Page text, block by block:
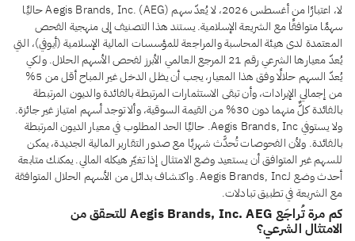
لا، اعتبارًا من أغسطس 2026، لا يُعدّ سهم Aegis Brands, Inc. (AEG) حاليًا
سهمًا متوافقًا مع الشريعة الإسلامية. يستند هذا التصنيف إلى منهجية الفحص
المعتمدة لدى هيئة المحاسبة والمراجعة للمؤسسات المالية الإسلامية (أيوفي)، التي
يُعدّ معيارها الشرعي رقم 21 المرجع العالمي الأبرز لفحص الأسهم الحلال. ولكي
يُعدّ السهم حلالًا وفق هذا المعيار، يجب أن يظل الدخل غير المباح أقل من 5%
من إجمالي الإيرادات، وأن تبقى الاستثمارات المرتبطة بالفائدة والديون المرتبطة
بالفائدة كلٌّ منهما دون 30% من القيمة السوقية، وألا توجد أسهم امتياز غير جائزة.
ولا يستوفي Aegis Brands, Inc. حاليًا الحد المطلوب في معيار الديون المرتبطة
بالفائدة. ولأن الفحوصات تُحدَّث شهريًا مع صدور التقارير المالية الجديدة، يمكن
للسهم غير المتوافق أن يستعيد وضع الامتثال إذا تغيّر هيكله المالي. يمكنك متابعة
أحدث وضع لـAegis Brands, Inc. واكتشاف بدائل من الأسهم الحلال المتوافقة
مع الشريعة في تطبيق تبادلات.
كم مرة تُراجَع Aegis Brands, Inc. AEG للتحقق من
الامتثال الشرعي؟